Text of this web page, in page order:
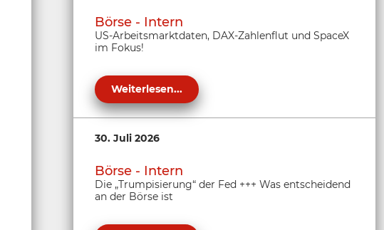
Börse - Intern
US-Arbeitsmarktdaten, DAX-Zahlenflut und SpaceX
im Fokus!
Weiterlesen...
30. Juli 2026
Börse - Intern
Die „Trumpisierung“ der Fed +++ Was entscheidend
an der Börse ist